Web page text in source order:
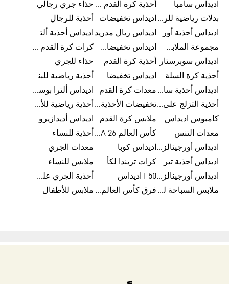
اديداس سامبا أحذية كرة القدم للرجال حذاء جري رجالي
بدلات رياضية للرجال اديداس تخفيضات
أحذية للرجال
اديداس أحذية أورجينالز اديداس ريال مدريد
اديداس أحذية ألترا بوست للرجال
مجموعة الملابس الرياضية
اديداس تخفيضات للأطفال
كرات كرة القدم للرجال
اديداس سوبرستار
أحذية كرة القدم
حذاء للجري
أحذية كرة السلة
اديداس تخفيضات للرجال
أحذية رياضية للبنات
اديداس أحذية سامبا للنساء معدات كرة القدم
اديداس ألترا بوست
أحذية التزلج على اللوح للرجال
تخفيضات الأحذية للرجال
أحذية رياضية للأطفال
كامبوس اديداس
ملابس كرة القدم
اديداس أديدازيرو معدات الجري
معدات التنس
كأس العالم FIFA 26™ أحذية للنساء
اديداس أورجينالز ملابس للنساء اديداس كوبا
معدات الجري
اديداس أحذية تيريكس
كرات تريندا لكأس العالم FIFA 26™
ملابس للنساء
اديداس أورجينالز صنادل للنساءF50 اديداس
أحذية الجري على الطرق الوعرة للرجال
ملابس السباحة للنساء
فرق كأس العالم FIFA 26™ ملابس للأطفال